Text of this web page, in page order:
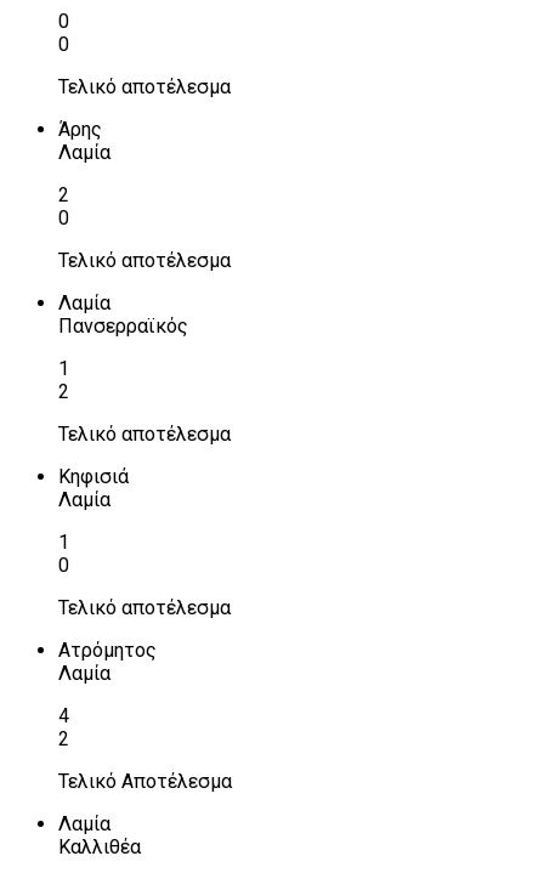
0
0
Τελικό αποτέλεσμα
Άρης
Λαμία
2
0
Τελικό αποτέλεσμα
Λαμία
Πανσερραϊκός
1
2
Τελικό αποτέλεσμα
Κηφισιά
Λαμία
1
0
Τελικό αποτέλεσμα
Ατρόμητος
Λαμία
4
2
Τελικό Αποτέλεσμα
Λαμία
Καλλιθέα